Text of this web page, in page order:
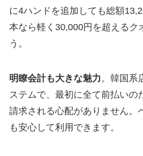
に4ハンドを追加しても総額
本なら軽く30,000円を超えるク
う。
明瞭会計も大きな魅力 。韓国系
ステムで、最初に全て前払いの
請求される心配がありません。
も安心して利用できます。